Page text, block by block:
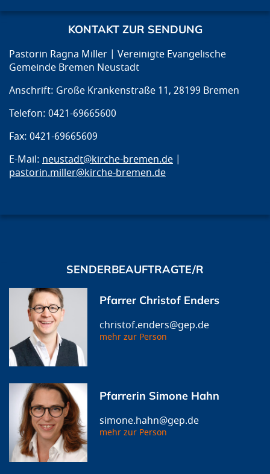
KONTAKT ZUR SENDUNG
Pastorin Ragna Miller | Vereinigte Evangelische
Gemeinde Bremen Neustadt
Anschrift: Große Krankenstraße 11, 28199 Bremen
Telefon: 0421-69665600
Fax: 0421-69665609
E-Mail: neustadt@kirche-bremen.de |
pastorin.miller@kirche-bremen.de
SENDERBEAUFTRAGTE/R
Pfarrer Christof Enders
christof.enders@gep.de
mehr zur Person
Pfarrerin Simone Hahn
simone.hahn@gep.de
mehr zur Person